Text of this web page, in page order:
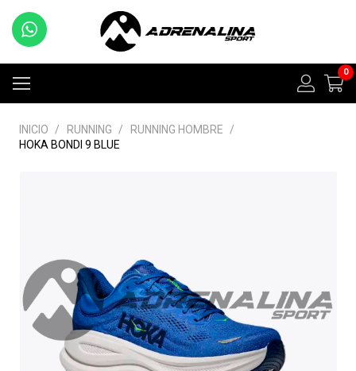
0
INICIO / RUNNING / RUNNING HOMBRE
/
HOKA BONDI 9 BLUE